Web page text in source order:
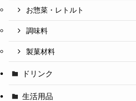
お惣菜・レトルト
調味料
製菓材料
ドリンク
生活用品